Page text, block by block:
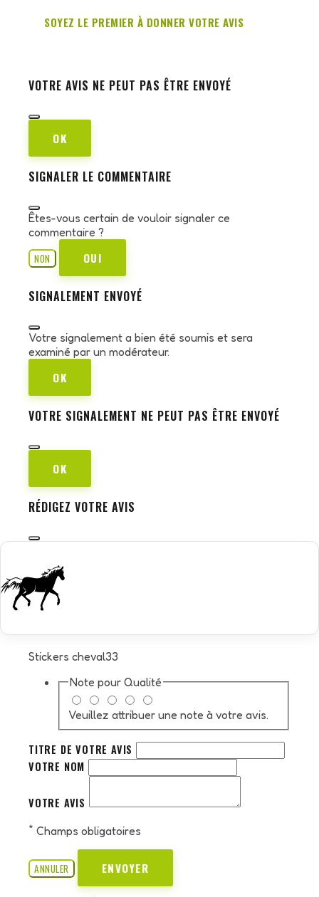
SOYEZ LE PREMIER À DONNER VOTRE AVIS
VOTRE AVIS NE PEUT PAS ÊTRE ENVOYÉ
OK
SIGNALER LE COMMENTAIRE
Êtes-vous certain de vouloir signaler ce
commentaire ?
NON
OUI
SIGNALEMENT ENVOYÉ
Votre signalement a bien été soumis et sera
examiné par un modérateur.
OK
VOTRE SIGNALEMENT NE PEUT PAS ÊTRE ENVOYÉ
OK
RÉDIGEZ VOTRE AVIS
Stickers cheval33
Note pour Qualité
Veuillez attribuer une note à votre avis.
TITRE DE VOTRE AVIS
VOTRE NOM
VOTRE AVIS
* Champs obligatoires
ANNULER ENVOYER